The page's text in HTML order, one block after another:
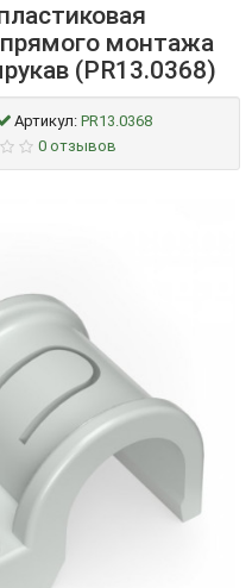
монтажа
(PR13.0368)
Артикул: PR13.0368
0 отзывов